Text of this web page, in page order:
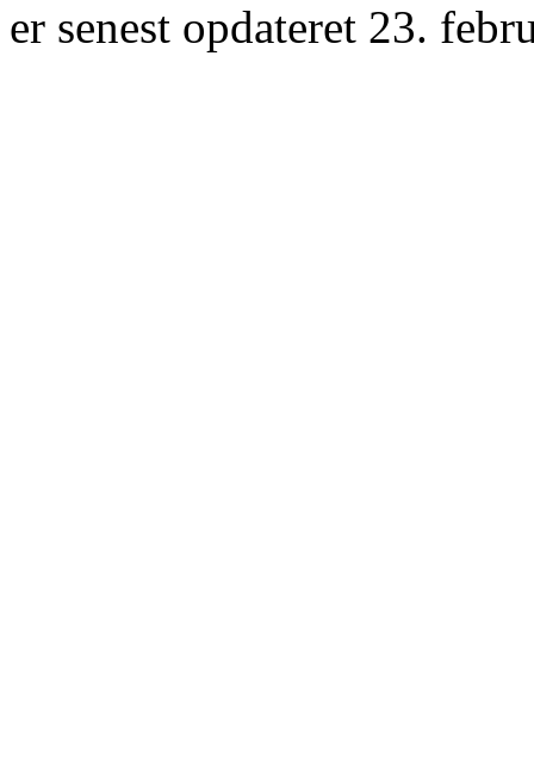
er senest opdateret 23.